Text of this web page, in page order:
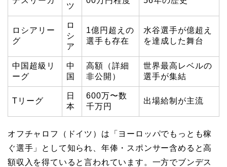
ツ
ロシアリー
グ
ロ
シ
ア
1億円超えの
選手も存在
水谷選手が億超え
を達成した舞台
中国超級リ
ーグ
中
国
高額（詳細
非公開）
世界最高レベルの
選手が集結
Tリーグ
日
本
600万〜数
千万円
出場給制が主流
オフチャロフ（ドイツ）は「ヨーロッパでもっとも稼
ぐ選手」として知られ、年俸・スポンサー含めると高
額収入を得ていると言われています。一方でブンデス